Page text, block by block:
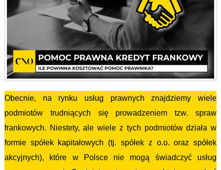
Obecnie, na rynku usług prawnych znajdziemy wiele
podmiotów trudniących się prowadzeniem tzw. spraw
frankowych. Niestety, ale wiele z tych podmiotów działa w
formie spółek kapitałowych (tj. spółek z o.o. oraz spółek
akcyjnych), które w Polsce nie mogą świadczyć usług